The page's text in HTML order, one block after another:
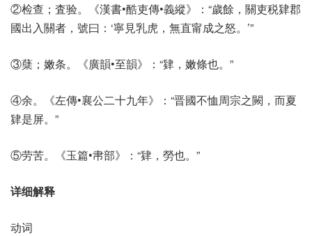
②检查；査验。《漢書•酷吏傳•義縱》：“歲餘，關吏税肄郡
國出入關者，號曰：‘寧見乳虎，無直甯成之怒。’”
③蘖；嫩条。《廣韻•至韻》：“肄，嫩條也。”
④余。《左傳•襄公二十九年》：“晋國不恤周宗之闕，而夏
肄是屏。”
⑤劳苦。《玉篇•帇部》：“肄，勞也。”
详细解释
动词